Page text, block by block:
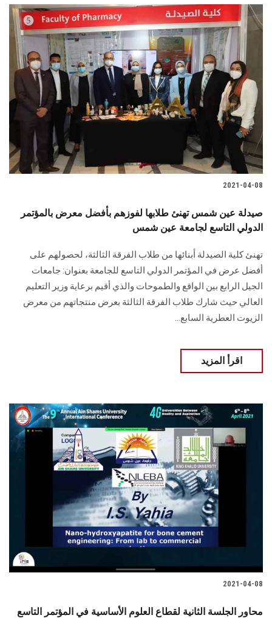
2021-04-08
صيدلة عين شمس تهنئ طلابها لفوزهم بأفضل معرض بالمؤتمر
الدولي التاسع لجامعة عين شمس
تهنئ كلية الصيدلة أبنائها من طلاب الفرقة الثالثة، لحصولهم على
أفضل عرض في المؤتمر الدولي التاسع للجامعة بعنوان: جامعات
الجيل الرابع بين الواقع والطموحات والذي أقيم برعاية وزير التعليم
العالي حيث شارك طلاب الفرقة الثالثة بعرض منتجاتهم من معرض
الزيوت العطرية السابع...
اقرأ المزيد
2021-04-08
محاور الجلسة الثانية لقطاع العلوم الأساسية في المؤتمر التاسع